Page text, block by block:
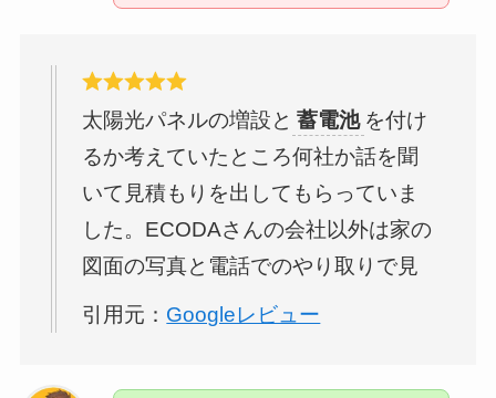
太陽光パネルの増設と 蓄電池 を付け
るか考えていたところ何社か話を聞
いて見積もりを出してもらっていま
した。ECODAさんの会社以外は家の
図面の写真と電話でのやり取りで見
積もりを出して終わりでしたが
引用元： Googleレビュー